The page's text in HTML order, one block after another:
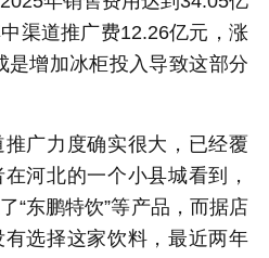
渠道推广费12.26亿元，涨
是增加冰柜投入导致这部分
广力度确实很大，已经覆
河北的一个小县城看到，
“东鹏特饮”等产品，而据店
选择这家饮料，最近两年